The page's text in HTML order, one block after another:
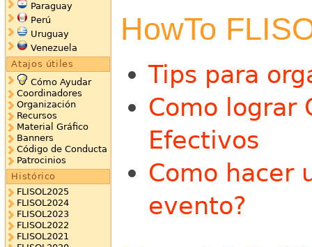
Paraguay
Perú
Uruguay
Venezuela
Atajos útiles
Cómo Ayudar
Coordinadores
Organización
Recursos
Material Gráfico
Banners
Código de Conducta
Patrocinios
Histórico
FLISOL2025
FLISOL2024
FLISOL2023
FLISOL2022
FLISOL2021
HowTo
Tips para
Como lograr
Efectivos
Como hacer
evento?